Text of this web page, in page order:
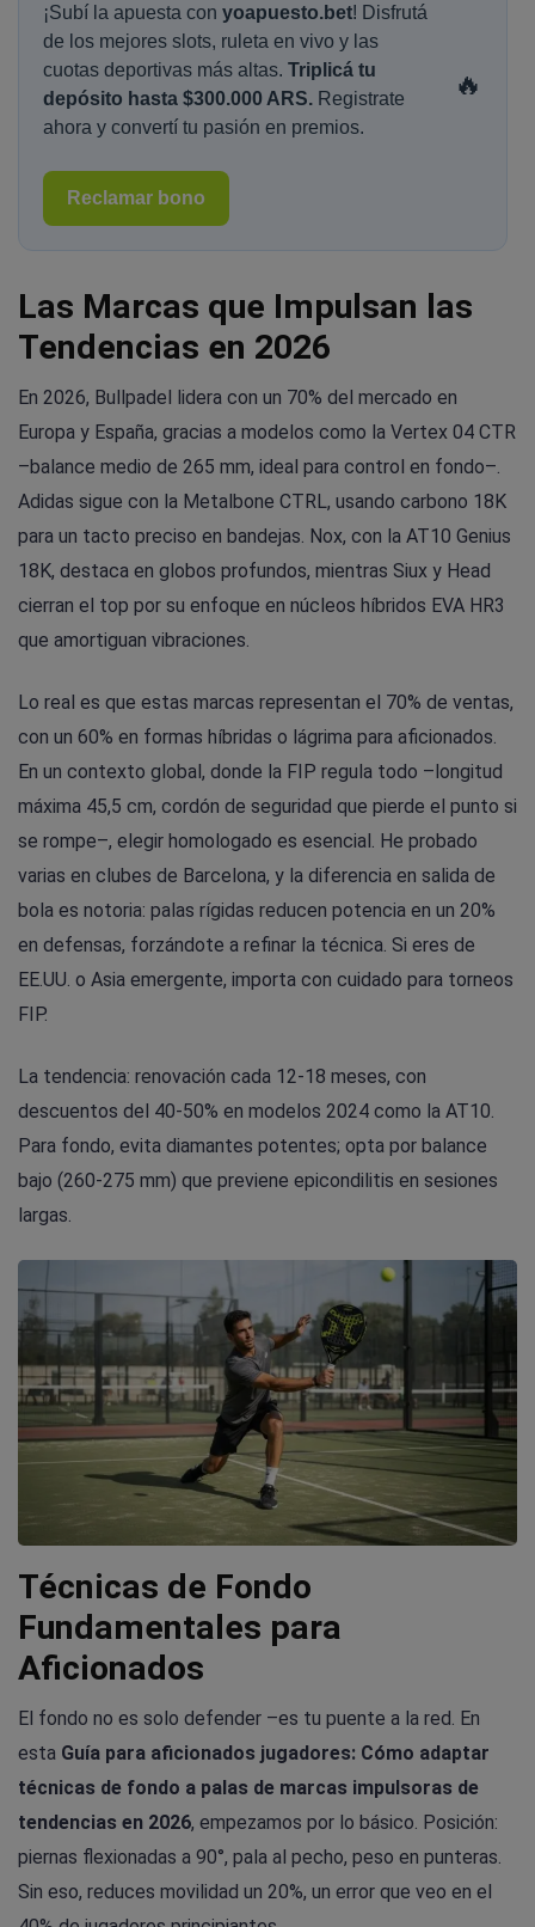
¡Subí la apuesta con yoapuesto.bet! Disfrutá
de los mejores slots, ruleta en vivo y las
cuotas deportivas más altas. Triplicá tu
depósito hasta $300.000 ARS. Registrate
ahora y convertí tu pasión en premios.
🔥
Reclamar bono
Las Marcas que Impulsan las
Tendencias en 2026
En 2026, Bullpadel lidera con un 70% del mercado en
Europa y España, gracias a modelos como la Vertex 04 CTR
–balance medio de 265 mm, ideal para control en fondo–.
Adidas sigue con la Metalbone CTRL, usando carbono 18K
para un tacto preciso en bandejas. Nox, con la AT10 Genius
18K, destaca en globos profundos, mientras Siux y Head
cierran el top por su enfoque en núcleos híbridos EVA HR3
que amortiguan vibraciones.
Lo real es que estas marcas representan el 70% de ventas,
con un 60% en formas híbridas o lágrima para aficionados.
En un contexto global, donde la FIP regula todo –longitud
máxima 45,5 cm, cordón de seguridad que pierde el punto si
se rompe–, elegir homologado es esencial. He probado
varias en clubes de Barcelona, y la diferencia en salida de
bola es notoria: palas rígidas reducen potencia en un 20%
en defensas, forzándote a refinar la técnica. Si eres de
EE.UU. o Asia emergente, importa con cuidado para torneos
FIP.
La tendencia: renovación cada 12-18 meses, con
descuentos del 40-50% en modelos 2024 como la AT10.
Para fondo, evita diamantes potentes; opta por balance
bajo (260-275 mm) que previene epicondilitis en sesiones
largas.
Técnicas de Fondo
Fundamentales para
Aficionados
El fondo no es solo defender –es tu puente a la red. En
esta Guía para aficionados jugadores: Cómo adaptar
técnicas de fondo a palas de marcas impulsoras de
tendencias en 2026, empezamos por lo básico. Posición:
piernas flexionadas a 90°, pala al pecho, peso en punteras.
Sin eso, reduces movilidad un 20%, un error que veo en el